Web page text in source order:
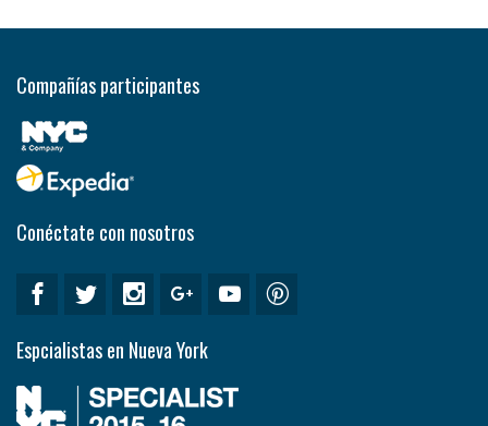
Compañías participantes
Conéctate con nosotros
Espcialistas en Nueva York